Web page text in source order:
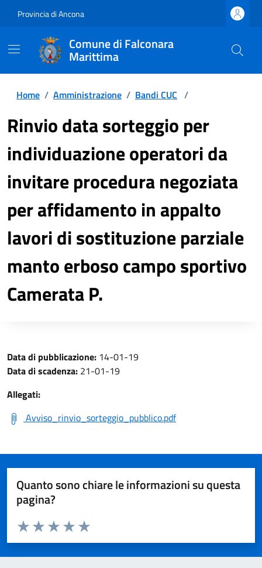
Provincia di Ancona
Comune di Falconara
Marittima
Home / Amministrazione / Bandi CUC /
Rinvio data sorteggio per
individuazione operatori da
invitare procedura negoziata
per affidamento in appalto
lavori di sostituzione parziale
manto erboso campo sportivo
Camerata P.
Data di pubblicazione: 14-01-19
Data di scadenza: 21-01-19
Allegati:
Avviso_rinvio_sorteggio_pubblico.pdf
Quanto sono chiare le informazioni su questa
pagina?
Valuta da 1 a 5 stelle la pagina
Valuta 5 stelle su 5
Valuta 4 stelle su 5
Valuta 3 stelle su 5
Valuta 2 stelle su 5
Valuta 1 stelle su 5